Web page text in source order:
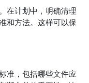
在计划中，明确清理
和方法。这样可以保
准，包括哪些文件应